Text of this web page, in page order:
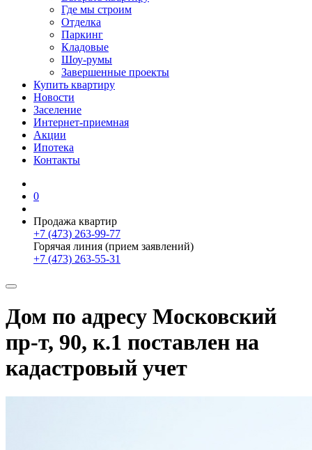
Где мы строим
Отделка
Паркинг
Кладовые
Шоу-румы
Завершенные проекты
Купить квартиру
Новости
Заселение
Интернет-приемная
Акции
Ипотека
Контакты
0
Продажа квартир
+7 (473) 263-99-77
Горячая линия (прием заявлений)
+7 (473) 263-55-31
Дом по адресу Московский
пр-т, 90, к.1 поставлен на
кадастровый учет